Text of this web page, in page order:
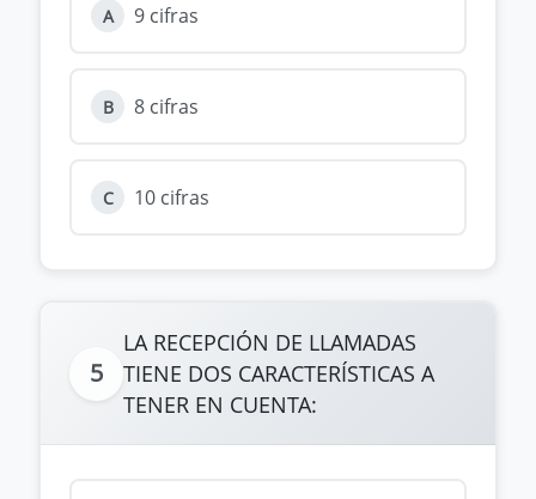
A 9 cifras
B 8 cifras
C 10 cifras
5
LA RECEPCIÓN DE LLAMADAS
TIENE DOS CARACTERÍSTICAS A
TENER EN CUENTA: